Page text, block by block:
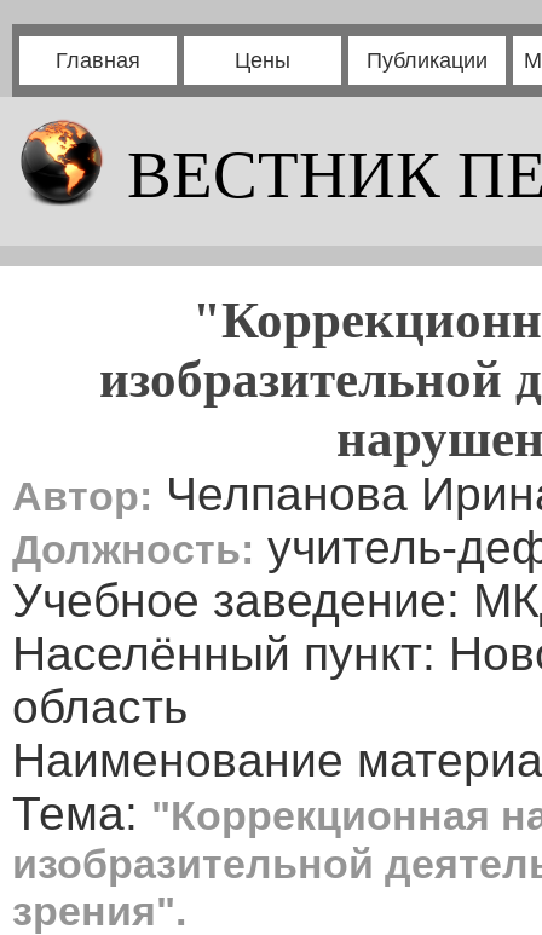
Главная Цены Публикации
ВЕСТНИК
изобразительной
Автор: Челпанова
Должность: учитель-
Учебное заведение:
Населённый пункт:
область
Наименование
Тема: "Коррекционная
изобразительной
зрения".